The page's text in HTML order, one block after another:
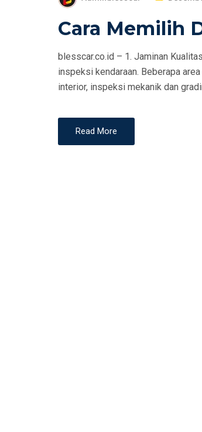
S
E
D
O
Cara Memilih
blesscar.co.id – 1. Jaminan
inspeksi kendaraan. Beberapa
interior, inspeksi mekanik dan
Read More